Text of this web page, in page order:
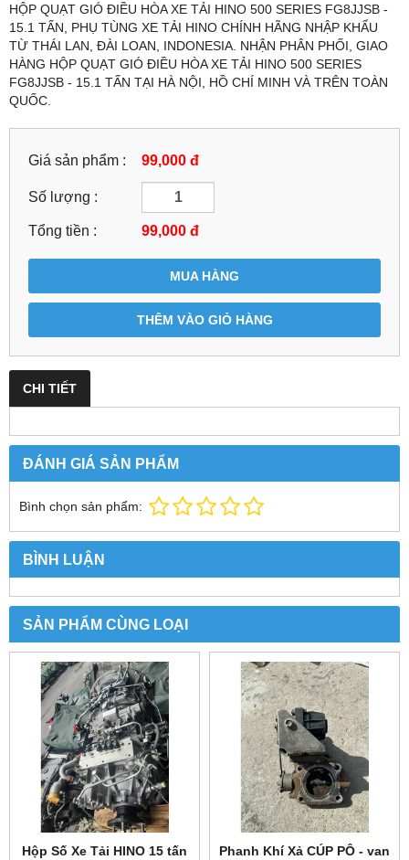
HỘP QUẠT GIÓ ĐIỀU HÒA XE TẢI HINO 500 SERIES FG8JJSB -
15.1 TẤN, PHỤ TÙNG XE TẢI HINO CHÍNH HÃNG NHẬP KHẨU
TỪ THÁI LAN, ĐÀI LOAN, INDONESIA. NHẬN PHÂN PHỐI, GIAO
HÀNG HỘP QUẠT GIÓ ĐIỀU HÒA XE TẢI HINO 500 SERIES
FG8JJSB - 15.1 TẤN TẠI HÀ NỘI, HỒ CHÍ MINH VÀ TRÊN TOÀN
QUỐC.
Giá sản phẩm : 99,000 đ
Số lượng :
Tổng tiền : 99,000 đ
MUA HÀNG
THÊM VÀO GIỎ HÀNG
CHI TIẾT
ĐÁNH GIÁ SẢN PHẨM
Bình chọn sản phẩm:
BÌNH LUẬN
SẢN PHẨM CÙNG LOẠI
Hộp Số Xe Tải HINO 15 tấn Phanh Khí Xả CÚP PÔ - van